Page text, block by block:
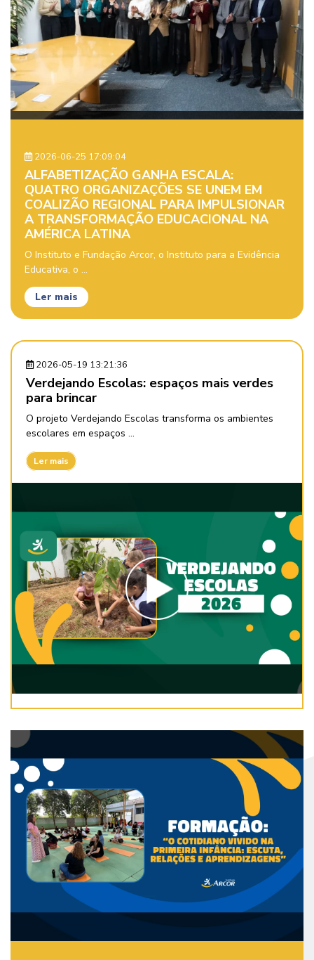
2026-06-25 17:09:04
ALFABETIZAÇÃO GANHA ESCALA:
QUATRO ORGANIZAÇÕES SE UNEM EM
COALIZÃO REGIONAL PARA IMPULSIONAR
A TRANSFORMAÇÃO EDUCACIONAL NA
AMÉRICA LATINA
O Instituto e Fundação Arcor, o Instituto para a Evidência
Educativa, o ...
Ler mais
2026-05-19 13:21:36
Verdejando Escolas: espaços mais verdes
para brincar
O projeto Verdejando Escolas transforma os ambientes
escolares em espaços ...
Ler mais